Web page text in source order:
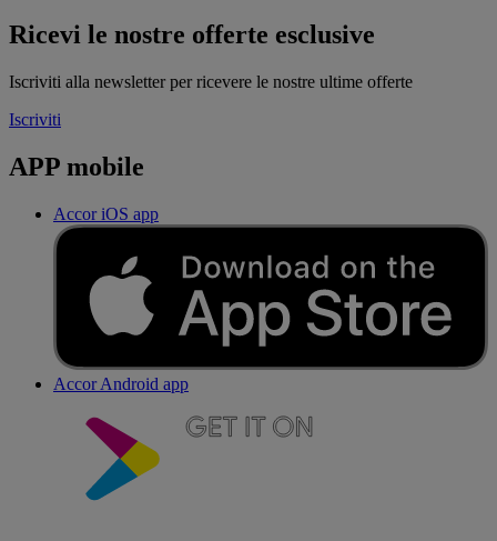
Ricevi le nostre offerte esclusive
Iscriviti alla newsletter per ricevere le nostre ultime offerte
Iscriviti
APP mobile
Accor iOS app
Accor Android app